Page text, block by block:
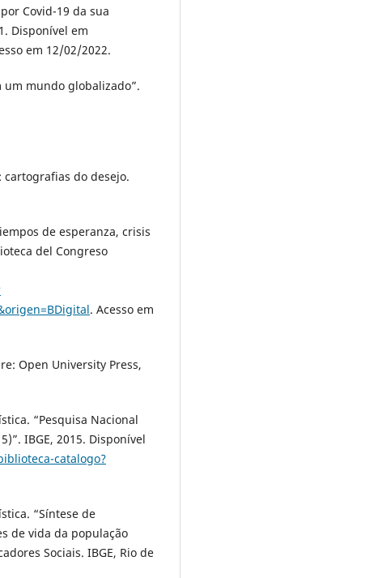
Covid-19 da sua
Disponível em
em 12/02/2022.
um mundo globalizado”.
cartografias do desejo.
de esperanza, crisis
del Congreso
. Acesso em
Open University Press,
“Pesquisa Nacional
IBGE, 2015. Disponível
catalogo?
“Síntese de
de vida da população
Sociais. IBGE, Rio de